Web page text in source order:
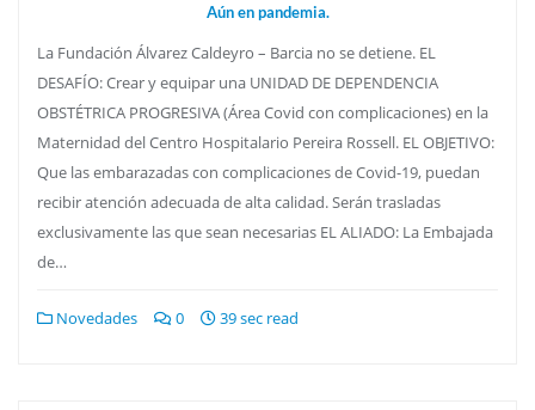
Aún en pandemia.
La Fundación Álvarez Caldeyro – Barcia no se detiene. EL
DESAFÍO: Crear y equipar una UNIDAD DE DEPENDENCIA
OBSTÉTRICA PROGRESIVA (Área Covid con complicaciones) en la
Maternidad del Centro Hospitalario Pereira Rossell. EL OBJETIVO:
Que las embarazadas con complicaciones de Covid-19, puedan
recibir atención adecuada de alta calidad. Serán trasladas
exclusivamente las que sean necesarias EL ALIADO: La Embajada
de…
Novedades 0 39 sec read